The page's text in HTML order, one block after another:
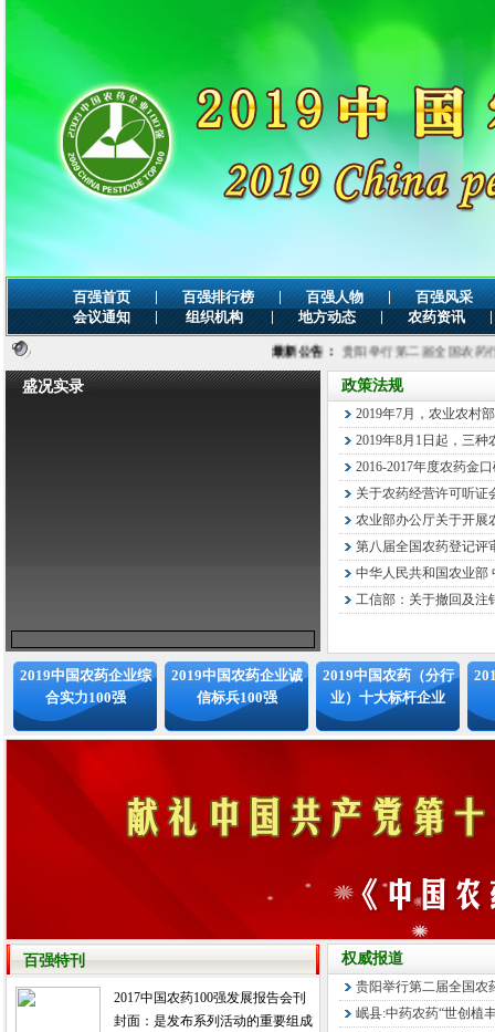
百强首页 | 百强排行榜 | 百强人物 |
百强风采
会议通知
| 组织机构 | 地方动态 | 农药资讯 |
最新公告： 贵阳举行第二届全国农药行业创
盛况实录 政策法规
2019年7月，农业农村
2019年8月1日起，三种
2016-2017年度农药金
关于农药经营许可听证
农业部办公厅关于开展
第八届全国农药登记评
中华人民共和国农业部
工信部：关于撤回及注
2019中国农药企业综
合实力100强
2019中国农药企业诚
信标兵100强
2019中国农药（分行
业）十大标杆企业
百强特刊
2017中国农药100强发展报告会刊
封面：是发布系列活动的重要组成
权威报道
贵阳举行第二届全国农
岷县:中药农药“世创植